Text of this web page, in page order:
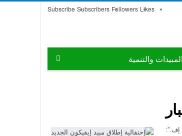
Likes
Followers
Subscribers
Subscribe
المبيدات والتنمية
إف.”: